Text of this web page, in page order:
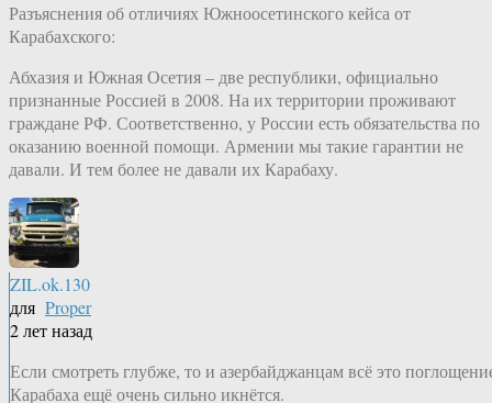
Разъяснения об отличиях Южноосетинского кейса от
Карабахского:
Абхазия и Южная Осетия – две республики, официально
признанные Россией в 2008. На их территории проживают
граждане РФ. Соответственно, у России есть обязательства по
оказанию военной помощи. Армении мы такие гарантии не
давали. И тем более не давали их Карабаху.
ZIL.ok.130
для Proper
2 лет назад
Если смотреть глубже, то и азербайджанцам всё это
Карабаха ещё очень сильно икнётся.